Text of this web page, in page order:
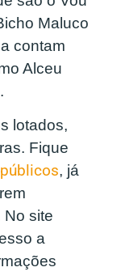
Maluco
contam
Alceu
lotados,
Fique
, já
No site
a